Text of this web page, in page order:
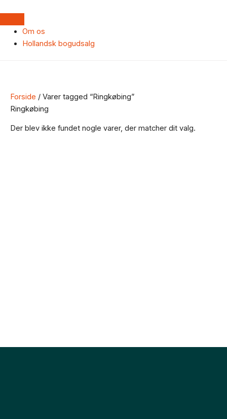
Om os
Hollandsk bogudsalg
Forside / Varer tagged “Ringkøbing”
Ringkøbing
Der blev ikke fundet nogle varer, der matcher dit valg.